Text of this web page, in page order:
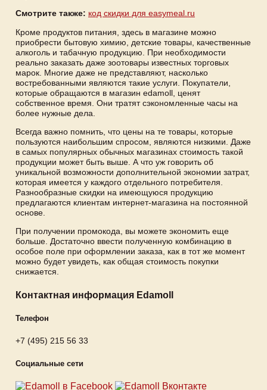
Смотрите также: код скидки для easymeal.ru
Кроме продуктов питания, здесь в магазине можно
приобрести бытовую химию, детские товары, качественные
алкоголь и табачную продукцию. При необходимости
реально заказать даже зоотовары известных торговых
марок. Многие даже не представляют, насколько
востребованными являются такие услуги. Покупатели,
которые обращаются в магазин edamoll, ценят
собственное время. Они тратят сэкономленные часы на
более нужные дела.
Всегда важно помнить, что цены на те товары, которые
пользуются наибольшим спросом, являются низкими. Даже
в самых популярных обычных магазинах стоимость такой
продукции может быть выше. А что уж говорить об
уникальной возможности дополнительной экономии затрат,
которая имеется у каждого отдельного потребителя.
Разнообразные скидки на имеющуюся продукцию
предлагаются клиентам интернет-магазина на постоянной
основе.
При получении промокода, вы можете экономить еще
больше. Достаточно ввести полученную комбинацию в
особое поле при оформлении заказа, как в тот же момент
можно будет увидеть, как общая стоимость покупки
снижается.
Контактная информация Edamoll
Телефон
+7 (495) 215 56 33
Социальные сети